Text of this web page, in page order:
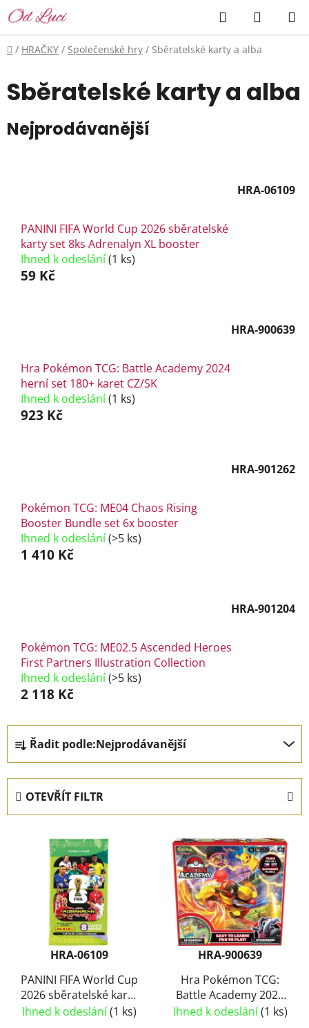
Přejít
na
obsah
Hledat
KOŠÍK
Domů
/ HRAČKY / Společenské hry / Sběratelské karty a alba
Sběratelské karty a alba
Nejprodávanější
HRA-06109
PANINI FIFA World Cup 2026 sběratelské
karty set 8ks Adrenalyn XL booster
Ihned k odeslání(1 ks)
59 Kč
HRA-900639
Hra Pokémon TCG: Battle Academy 2024
herní set 180+ karet CZ/SK
Ihned k odeslání(1 ks)
923 Kč
HRA-901262
Pokémon TCG: ME04 Chaos Rising
Booster Bundle set 6x booster
Ihned k odeslání(>5 ks)
1 410 Kč
HRA-901204
Pokémon TCG: ME02.5 Ascended Heroes
First Partners Illustration Collection
Ihned k odeslání(>5 ks)
2 118 Kč
Ř
a
z
e
n
Řadit podle:Nejprodávanější
OTEVŘÍT FILTR
HRA-06109
PANINI FIFA World Cup
2026 sběratelské karty
set 8ks Adrenalyn XL
Ihned k odeslání(1 ks)
HRA-900639
Hra Pokémon TCG:
Battle Academy 2024
herní set 180+ karet
Ihned k odeslání(1 ks)